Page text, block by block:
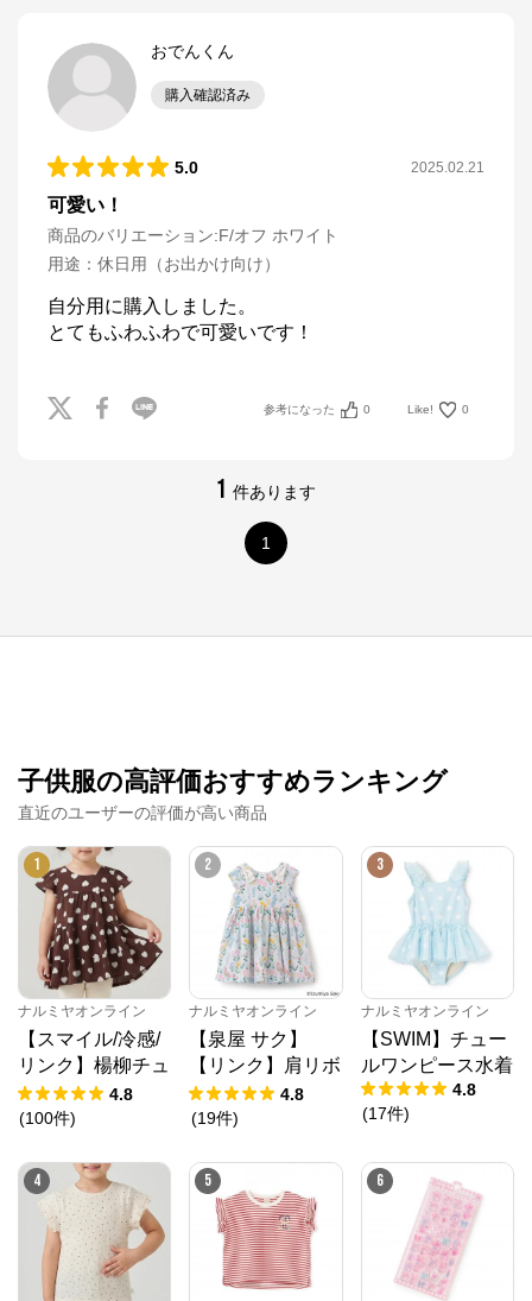
おでんくん
購入確認済み
5.0 2025.02.21
可愛い！
商品のバリエーション:F/オフ ホワイト
用途 ： 休日用（お出かけ向け）
自分用に購入しました。
とてもふわふわで可愛いです！
参考になった 0 Like! 0
1 件あります
1
子供服の高評価おすすめランキング
直近のユーザーの評価が高い商品
1
ナルミヤオンライン
【スマイル/冷感/
リンク】楊柳チュ
ニック
4.8
(100件)
2
ナルミヤオンライン
【泉屋 サク】
【リンク】肩リボ
ンフラワーキャッ
トワンピース
4.8
(19件)
3
ナルミヤオンライン
【SWIM】チュー
ルワンピース水着
4.8
(17件)
4 5 6